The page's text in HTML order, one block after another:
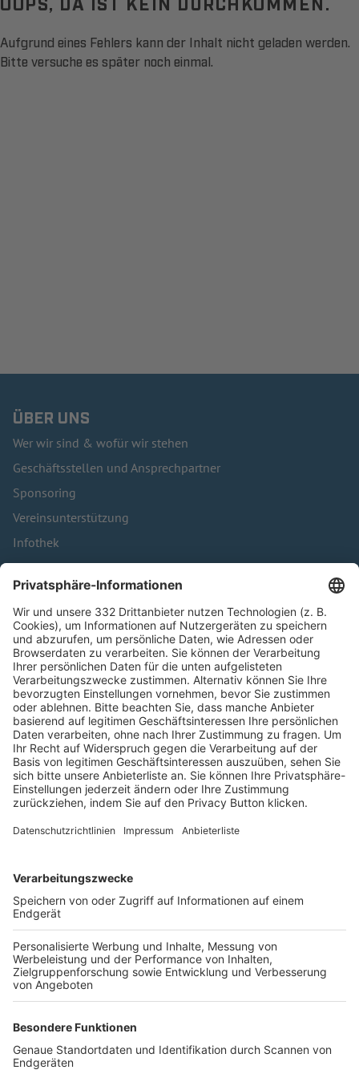
Aufgrund eines Fehlers kann der Inhalt nicht geladen werden.
Bitte versuche es später noch einmal.
ÜBER UNS
Wer wir sind & wofür wir stehen
Geschäftsstellen und Ansprechpartner
Sponsoring
Vereinsunterstützung
Infothek
Kontakt
HÄUFIG BESUCHTE SEITEN
Pässe und Vereinswechsel
Trainerausbildung
Schulungsangebot Vereinsmitarbeiter
BFV-Geschäftsstellen
Trainerbörse
Login SpielPlus
FOLGE DEM BFV
TOP-VEREINE
TOP-PARTNER